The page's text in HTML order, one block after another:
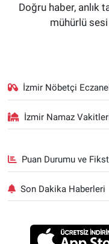
Doğru haber, anlık
mühürlü
İzmir Nöbetçi
İzmir Namaz
Puan Durumu ve
Son Dakika Haberleri